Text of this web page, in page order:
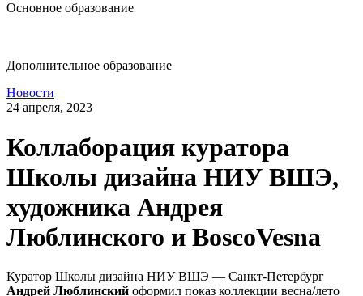
Основное образование
Дополнительное образование
Новости
24 апреля, 2023
Коллаборация куратора
Школы дизайна НИУ ВШЭ,
художника Андрея
Люблинского и BoscoVesna
Куратор Школы дизайна НИУ ВШЭ — Санкт-Петербург
Андрей Люблинский оформил показ коллекции весна/лето